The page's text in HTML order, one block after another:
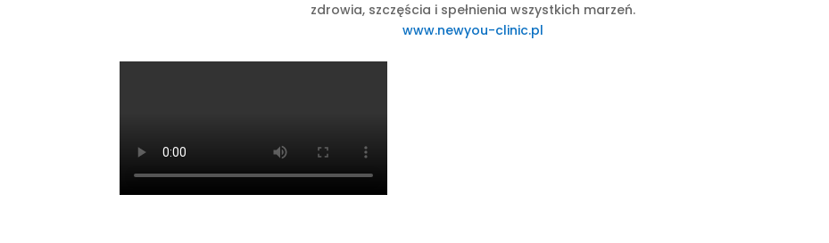
zdrowia, szczęścia i spełnienia wszystkich marzeń.
www.newyou-clinic.pl